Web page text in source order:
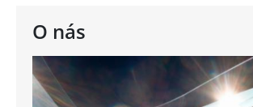
O nás